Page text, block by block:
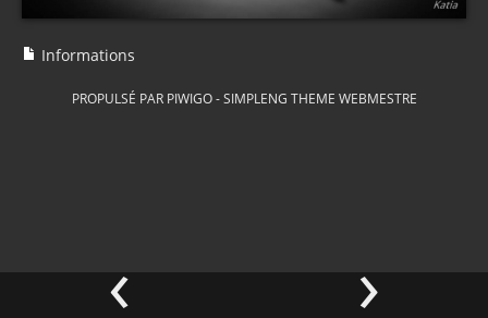
‹ ›
Informations
PROPULSÉ PAR PIWIGO-SIMPLENG THEME WEBMESTRE